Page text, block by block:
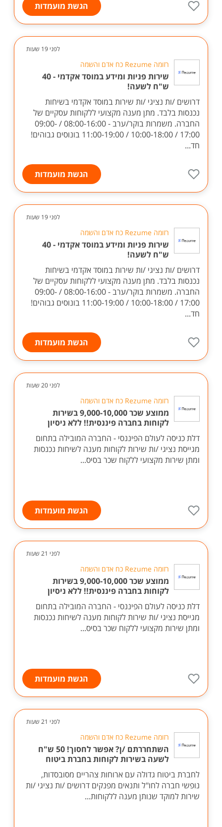
הגשת מועמדות
לפני 19 שעות
רזומה Rezume כח אדם והשמה
שירות פניות ומידע במוסד אקדמי - 40
ש"ח לשעה!
דרושים /ות נציגי /ות שירות במוסד אקדמי בשיחות
נכנסות בלבד. מתן מענה מקצועי ללקוחות עסקיים של
החברה. משמרות בוקר/ערב - 08:00-16:00 / 09:00-
17:00 / 10:00-18:00 / 11:00-19:00 בונוסים גבוהים!
חד...
הגשת מועמדות
לפני 19 שעות
רזומה Rezume כח אדם והשמה
שירות פניות ומידע במוסד אקדמי - 40
ש"ח לשעה!
דרושים /ות נציגי /ות שירות במוסד אקדמי בשיחות
נכנסות בלבד. מתן מענה מקצועי ללקוחות עסקיים של
החברה. משמרות בוקר/ערב - 08:00-16:00 / 09:00-
17:00 / 10:00-18:00 / 11:00-19:00 בונוסים גבוהים!
חד...
הגשת מועמדות
לפני 20 שעות
רזומה Rezume כח אדם והשמה
ממוצע שכר 9,000-10,000 בשירות
לקוחות בחברה פיננסית!! ללא ניסיון
דלת כניסה לעולם הפיננסי - החברה המובילה בתחום
מגייסת נציגי /ות שירות לקוחות מענה לשיחות נכנסות
ומתן שירות מקצועי ללקוח שכר בסיס...
הגשת מועמדות
לפני 21 שעות
רזומה Rezume כח אדם והשמה
ממוצע שכר 9,000-10,000 בשירות
לקוחות בחברה פיננסית!! ללא ניסיון
דלת כניסה לעולם הפיננסי - החברה המובילה בתחום
מגייסת נציגי /ות שירות לקוחות מענה לשיחות נכנסות
ומתן שירות מקצועי ללקוח שכר בסיס...
הגשת מועמדות
לפני 21 שעות
רזומה Rezume כח אדם והשמה
השתחררתם /ן? אפשר לחסוך! 50 ש"ח
לשעה בשירות לקוחות בחברת ביטוח
לחברת ביטוח גדולה עם ארוחות צהריים מסובסדות,
נופשי חברה לחו"ל ותנאים מפנקים דרושים /ות נציגי /ות
שירות למוקד שנותן מענה ללקוחות...